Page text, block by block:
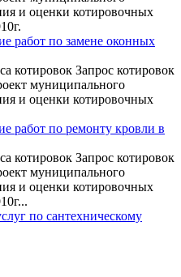
и оценки котировочных
работ по замене оконных
котировок Запрос котировок
муниципального
и оценки котировочных
работ по ремонту кровли в
котировок Запрос котировок
муниципального
и оценки котировочных
по сантехническому